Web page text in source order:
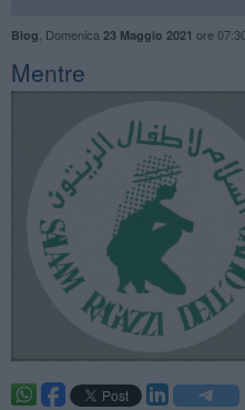
Blog Domenica 23 Maggio 2021 ore
​Mentre